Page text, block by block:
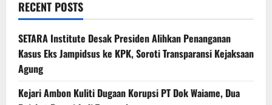
RECENT POSTS
SETARA Institute Desak Presiden Alihkan Penanganan
Kasus Eks Jampidsus ke KPK, Soroti Transparansi Kejaksaan
Agung
Kejari Ambon Kuliti Dugaan Korupsi PT Dok Waiame, Dua